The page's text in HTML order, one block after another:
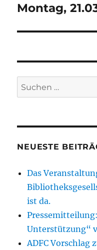
Montag,
Suchen
nach:
NEUESTE
Das
ist da.
Unterstützung“
ADFC Vorschlag